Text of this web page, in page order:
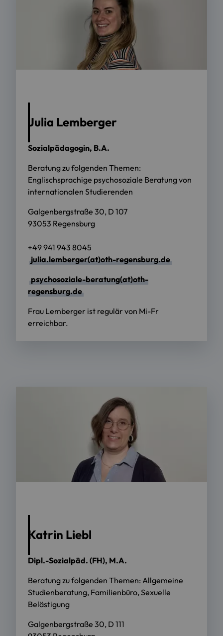
Julia Lemberger
Sozialpädagogin, B.A.
Beratung zu folgenden Themen:
Englischsprachige psychosoziale Beratung von
internationalen Studierenden
Galgenbergstraße 30, D 107
93053 Regensburg
+49 941 943 8045
julia.lemberger(at)oth-regensburg.de
psychosoziale-beratung(at)oth-
regensburg.de
Frau Lemberger ist regulär von Mi-Fr
erreichbar.
Katrin Liebl
Dipl.-Sozialpäd. (FH), M.A.
Beratung zu folgenden Themen: Allgemeine
Studienberatung, Familienbüro, Sexuelle
Belästigung
Galgenbergstraße 30, D 111